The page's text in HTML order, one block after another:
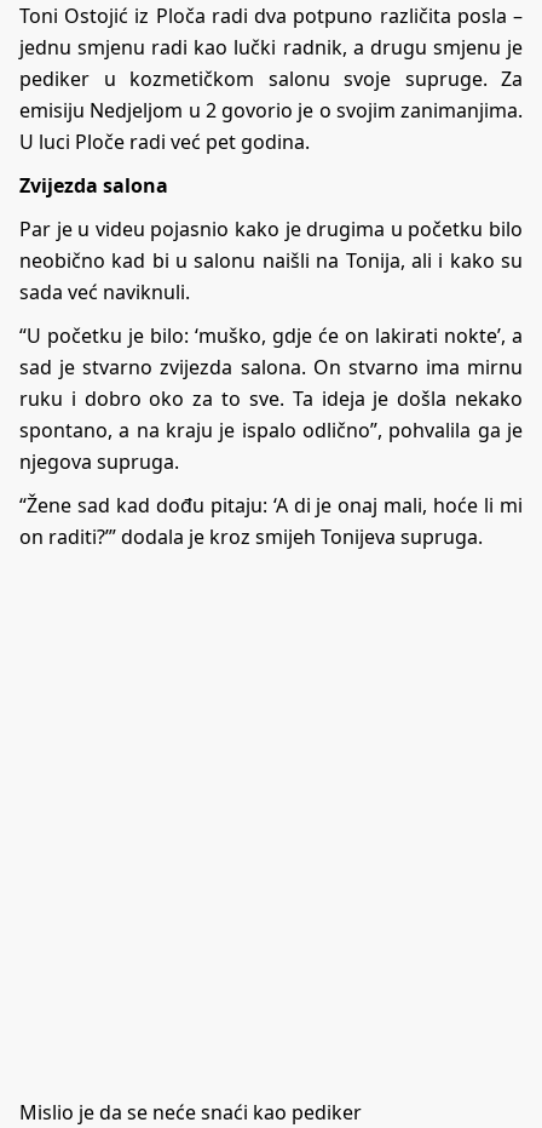
Toni Ostojić iz Ploča radi dva potpuno različita posla –
jednu smjenu radi kao lučki radnik, a drugu smjenu je
pediker u kozmetičkom salonu svoje supruge. Za
emisiju Nedjeljom u 2 govorio je o svojim zanimanjima.
U luci Ploče radi već pet godina.
Zvijezda salona
Par je u videu pojasnio kako je drugima u početku bilo
neobično kad bi u salonu naišli na Tonija, ali i kako su
sada već naviknuli.
“U početku je bilo: ‘muško, gdje će on lakirati nokte’, a
sad je stvarno zvijezda salona. On stvarno ima mirnu
ruku i dobro oko za to sve. Ta ideja je došla nekako
spontano, a na kraju je ispalo odlično”, pohvalila ga je
njegova supruga.
“Žene sad kad dođu pitaju: ‘A di je onaj mali, hoće li mi
on raditi?’” dodala je kroz smijeh Tonijeva supruga.
Mislio je da se neće snaći kao pediker